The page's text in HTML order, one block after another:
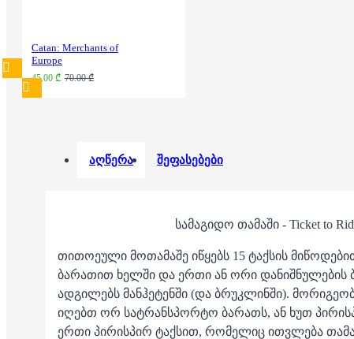
Catan: Merchants of
Europe
45.00 ₾ 70.00 ₾
აღწერა შეფასებები
სამაგიდო თამაში - Ticket to
თითოეული მოთამაშე იწყებს 15 ტაქსის
ბარათით ხელში და ერთი ან ორი დანიშნულების
ადგილებს მანჰეტენში (და ბრუკლინში).
იღებთ ორ სატრანსპორტო ბარათს, ან ხუთ
ერთი პირისპირ ტაქსით, რომელიც ითვლება